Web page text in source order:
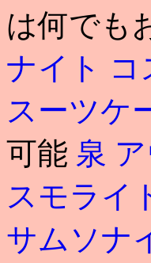
は何でも
ナイト コ
スーツケ
可能 泉
スモライ
サムソナ